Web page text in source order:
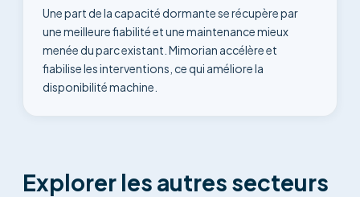
Une part de la capacité dormante se récupère par
une meilleure fiabilité et une maintenance mieux
menée du parc existant. Mimorian accélère et
fiabilise les interventions, ce qui améliore la
disponibilité machine.
Explorer les autres secteurs